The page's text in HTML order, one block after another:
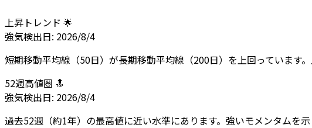
上昇トレンド 🌟
強気検出日: 2026/8/4
短期移動平均線（50日）が長期移動平均線（200日）を上回っています
52週高値圏 🔝
強気検出日: 2026/8/4
過去52週（約1年）の最高値に近い水準にあります。強いモメンタムを